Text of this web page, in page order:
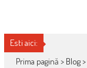
Esti aici:
Prima pagină > Blog>